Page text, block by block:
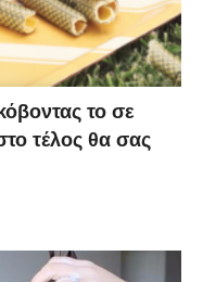
το σε
τέλος θα σας